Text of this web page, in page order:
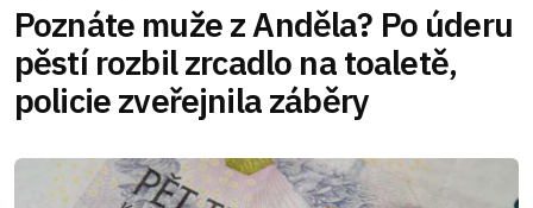
Poznáte muže z Anděla? Po úderu
pěstí rozbil zrcadlo na toaletě,
policie zveřejnila záběry